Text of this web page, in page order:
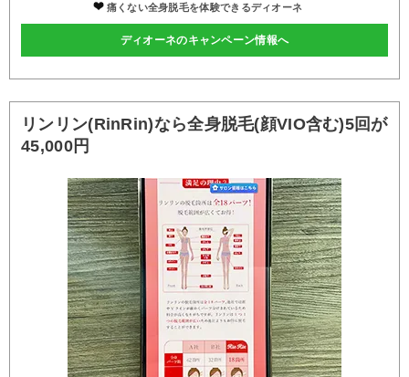
痛くない全身脱毛を体験できるディオーネ
ディオーネのキャンペーン情報へ
リンリン(RinRin)なら全身脱毛(顔VIO含む)5回が
45,000円